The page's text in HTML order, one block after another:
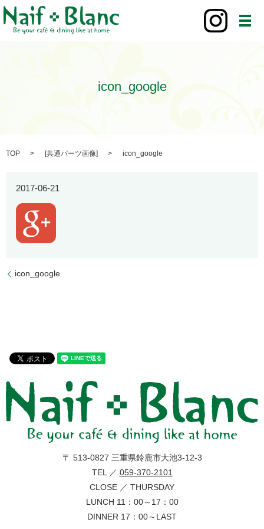
メ
icon_google
TOP [共通パーツ画像] icon_google
2017-06-21
icon_google
〒 513-0827 三重県鈴鹿市大池3-12-3
TEL ／ 059-370-2101
CLOSE ／ THURSDAY
LUNCH 11：00～17：00
DINNER 17：00～LAST